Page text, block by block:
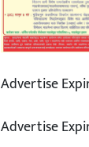
Advertise
Advertise